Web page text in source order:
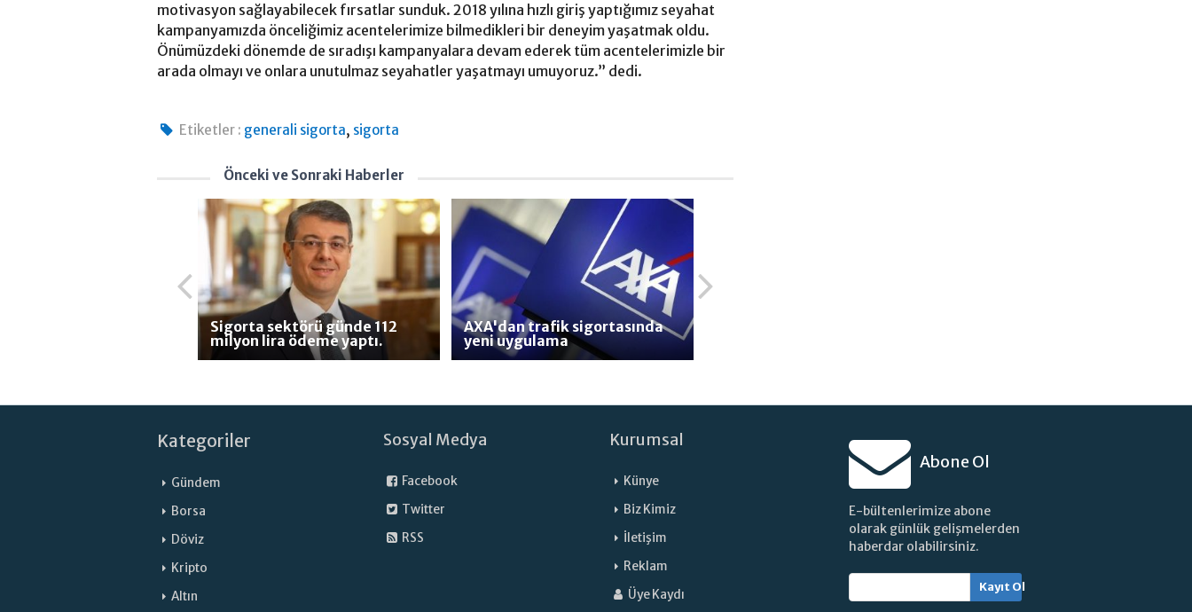
motivasyon sağlayabilecek fırsatlar sunduk. 2018 yılına hızlı giriş yaptığımız seyahat
kampanyamızda önceliğimiz acentelerimize bilmedikleri bir deneyim yaşatmak oldu.
Önümüzdeki dönemde de sıradışı kampanyalara devam ederek tüm acentelerimizle bir
arada olmayı ve onlara unutulmaz seyahatler yaşatmayı umuyoruz.” dedi.
Etiketler : generali sigorta, sigorta
Önceki ve Sonraki Haberler
Sigorta sektörü günde 112
milyon lira ödeme yaptı.
AXA'dan trafik sigortasında
yeni uygulama
Kategoriler
Gündem
Borsa
Döviz
Kripto
Altın
Sosyal Medya
Facebook
Twitter
RSS
Kurumsal
Künye
Biz Kimiz
İletişim
Reklam
Üye Kaydı
Abone Ol
E-bültenlerimize abone
olarak günlük gelişmelerden
haberdar olabilirsiniz.
Kayıt Ol